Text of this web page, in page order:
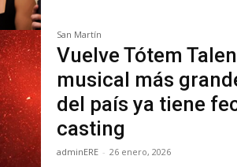
San Martín
Vuelve Tótem
musical más
del país ya tiene
casting
adminERE - 26 enero, 2026